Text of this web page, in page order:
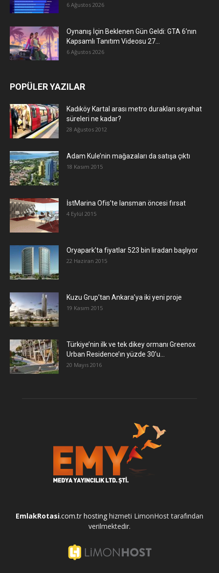
6 Ağustos 2026
Oynanış İçin Beklenen Gün Geldi: GTA 6’nın
Kapsamlı Tanıtım Videosu 27...
6 Ağustos 2026
POPÜLER YAZILAR
Kadıköy Kartal arası metro durakları seyahat
süreleri ne kadar?
28 Ağustos 2012
Adam Kule’nin mağazaları da satışa çıktı
18 Kasım 2015
İstMarina Ofis’te lansman öncesi fırsat
4 Eylül 2015
Oryapark’ta fiyatlar 523 bin liradan başlıyor
22 Haziran 2015
​Kuzu Grup’tan Ankara’ya iki yeni proje
19 Kasım 2015
Türkiye’nin ilk ve tek dikey ormanı Greenox
Urban Residence’ın yüzde 30’u...
20 Mayıs 2016
EmlakRotasi.com.tr hosting hizmeti LimonHost tarafından
verilmektedir.